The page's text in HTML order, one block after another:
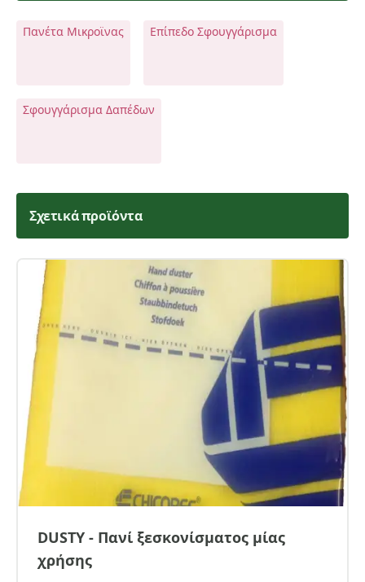
Πανέτα Μικροϊνας Επίπεδο Σφουγγάρισμα
Σφουγγάρισμα Δαπέδων
Σχετικά προϊόντα
DUSTY - Πανί ξεσκονίσματος μίας
χρήσης